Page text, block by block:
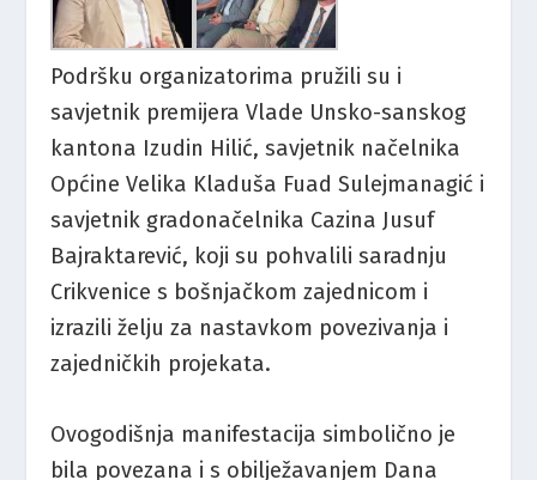
Podršku organizatorima pružili su i
savjetnik premijera Vlade Unsko-sanskog
kantona Izudin Hilić, savjetnik načelnika
Općine Velika Kladuša Fuad Sulejmanagić i
savjetnik gradonačelnika Cazina Jusuf
Bajraktarević, koji su pohvalili saradnju
Crikvenice s bošnjačkom zajednicom i
izrazili želju za nastavkom povezivanja i
zajedničkih projekata.
Ovogodišnja manifestacija simbolično je
bila povezana i s obilježavanjem Dana